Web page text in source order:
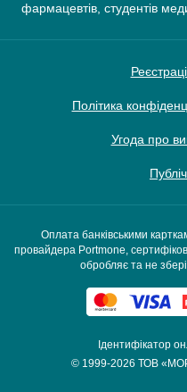
фармацевтів, студентів
Політика
Угода про
Ідентифікатор
© 1999-2026 ТОВ
Оплата банківськими
провайдера Portmone,
обробляє та не